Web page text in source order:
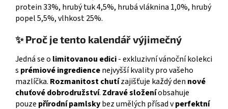
protein 33%, hrubý tuk 4,5%, hrubá vláknina 1,0%, hrubý
popel 5,5%, vlhkost 25%.
✨ Proč je tento kalendář výjimečný
Jedná se o limitovanou edici- exkluzivní vánoční kolekci
s prémiové ingrediencenejvyšší kvality pro vašeho
mazlíčka. Rozmanitost chutízajišťuje každý den nové
chuťové dobrodružství. Zdravé složeníobsahuje
pouze přírodní pamlskybez umělých přísad vperfektní